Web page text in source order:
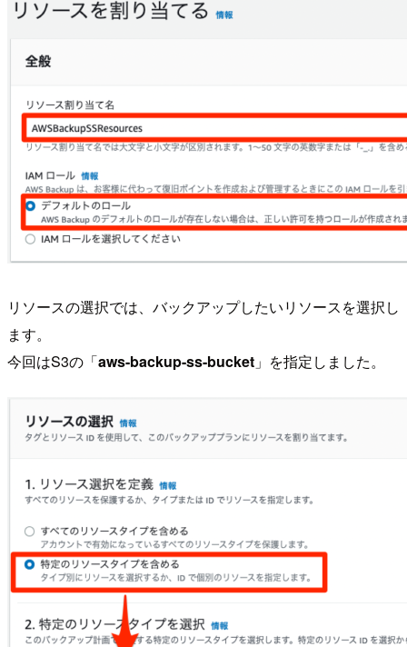
リソースの選択では、バックアップしたいリソースを選択し
ます。
今回はS3の「aws-backup-ss-bucket 」を指定しました。